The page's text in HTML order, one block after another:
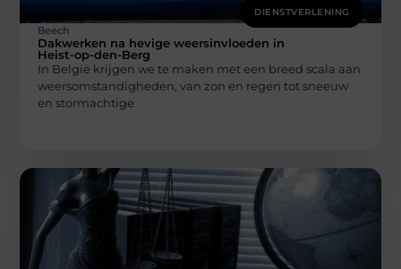
DIENSTVERLENING
Beech
Dakwerken na hevige weersinvloeden in
Heist-op-den-Berg
In België krijgen we te maken met een breed scala aan
weersomstandigheden, van zon en regen tot sneeuw
en stormachtige